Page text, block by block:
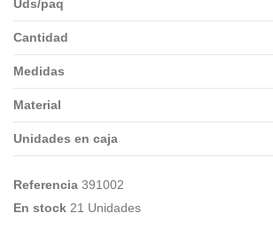
Uds/paq
Cantidad
Medidas
Material
Unidades en caja
Referencia 391002
En stock 21 Unidades